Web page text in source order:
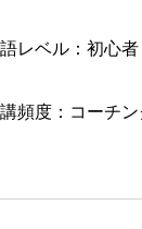
レベル：初心者
頻度：コーチ